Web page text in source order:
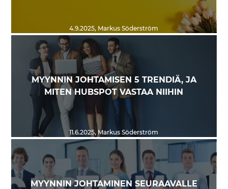
4.9.2025, Markus Söderström
MYYNNIN JOHTAMISEN 5 TRENDIÄ, JA
MITEN HUBSPOT VASTAA NIIHIN
11.6.2025, Markus Söderström
MYYNNIN JOHTAMINEN SEURAAVALLE